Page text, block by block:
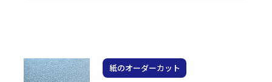
紙のオーダーカット